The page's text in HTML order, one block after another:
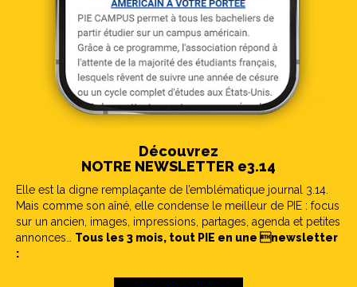
Découvrez
NOTRE NEWSLETTER e3.14
Elle est la digne remplaçante de l’emblématique journal 3.14.
Mais comme son aîné, elle condense le meilleur de PIE : focus
sur un ancien, images, impressions, partages, agenda et petites
annonces… Tous les 3 mois, tout PIE en une newsletter
: